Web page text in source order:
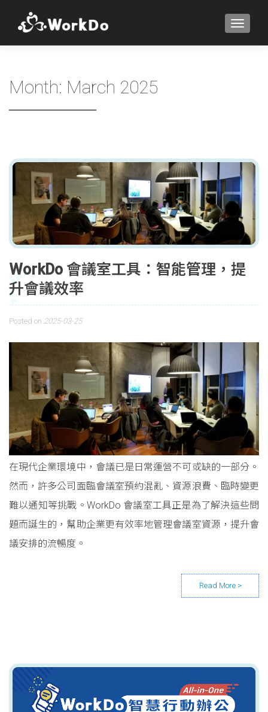
Month: March 2025
WorkDo 會議室工具：智能管理，提
升會議效率
Posted on 2025-03-25
在現代企業環境中，會議已是日常運營不可或缺的一部分。
然而，許多公司面臨會議室預約混亂、資源浪費、臨時變更
難以通知等挑戰。WorkDo 會議室工具正是為了解決這些問
題而誕生的，幫助企業更有效率地管理會議室資源，提升會
議安排的流暢度。